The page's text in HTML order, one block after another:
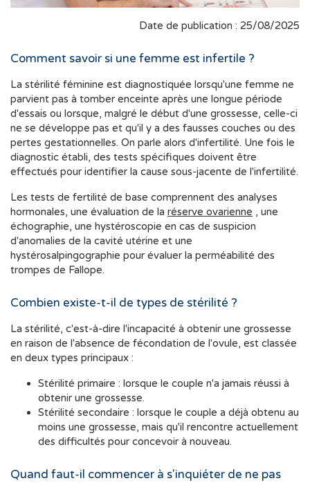
Date de publication : 25/08/2025
Comment savoir si une femme est infertile ?
La stérilité féminine est diagnostiquée lorsqu'une femme ne
parvient pas à tomber enceinte après une longue période
d'essais ou lorsque, malgré le début d'une grossesse, celle-ci
ne se développe pas et qu'il y a des fausses couches ou des
pertes gestationnelles. On parle alors d'infertilité. Une fois le
diagnostic établi, des tests spécifiques doivent être
effectués pour identifier la cause sous-jacente de l'infertilité.
Les tests de fertilité de base comprennent des analyses
hormonales, une évaluation de la réserve ovarienne , une
échographie, une hystéroscopie en cas de suspicion
d'anomalies de la cavité utérine et une
hystérosalpingographie pour évaluer la perméabilité des
trompes de Fallope.
Combien existe-t-il de types de stérilité ?
La stérilité, c'est-à-dire l'incapacité à obtenir une grossesse
en raison de l'absence de fécondation de l'ovule, est classée
en deux types principaux :
Stérilité primaire : lorsque le couple n'a jamais réussi à
obtenir une grossesse.
Stérilité secondaire : lorsque le couple a déjà obtenu au
moins une grossesse, mais qu'il rencontre actuellement
des difficultés pour concevoir à nouveau.
Quand faut-il commencer à s'inquiéter de ne pas